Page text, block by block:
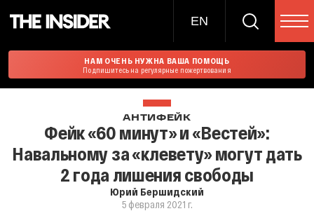
EN
НАМ ОЧЕНЬ НУЖНА ВАША ПОМОЩЬ
Подпишитесь на регулярные пожертвования
АНТИФЕЙК
Фейк «60 минут» и «Вестей»:
Навальному за «клевету» могут дать
2 года лишения свободы
Юрий Бершидский
5 февраля 2021 г.